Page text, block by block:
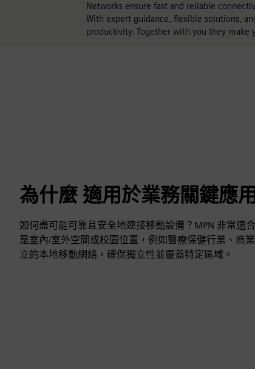
Networks ensure fast and reliable
With expert guidance, flexible solutions,
productivity. Together with you they
為什麼 適用於業務關鍵應
如何盡可能可靠且安全地連接移動設備？MPN 非常適
是室內/室外空間或校園位置，例如醫療保健行業、商
立的本地移動網絡，確保獨立性並覆蓋特定區域。